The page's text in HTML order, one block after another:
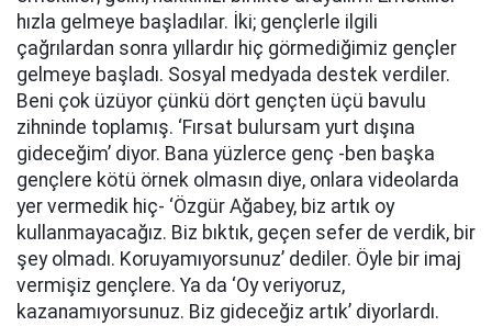
hızla gelmeye başladılar. İki; gençlerle ilgili
çağrılardan sonra yıllardır hiç görmediğimiz gençler
gelmeye başladı. Sosyal medyada destek verdiler.
Beni çok üzüyor çünkü dört gençten üçü bavulu
zihninde toplamış. ‘Fırsat bulursam yurt dışına
gideceğim’ diyor. Bana yüzlerce genç -ben başka
gençlere kötü örnek olmasın diye, onlara videolarda
yer vermedik hiç- ‘Özgür Ağabey, biz artık oy
kullanmayacağız. Biz bıktık, geçen sefer de verdik, bir
şey olmadı. Koruyamıyorsunuz’ dediler. Öyle bir imaj
vermişiz gençlere. Ya da ‘Oy veriyoruz,
kazanamıyorsunuz. Biz gideceğiz artık’ diyorlardı.